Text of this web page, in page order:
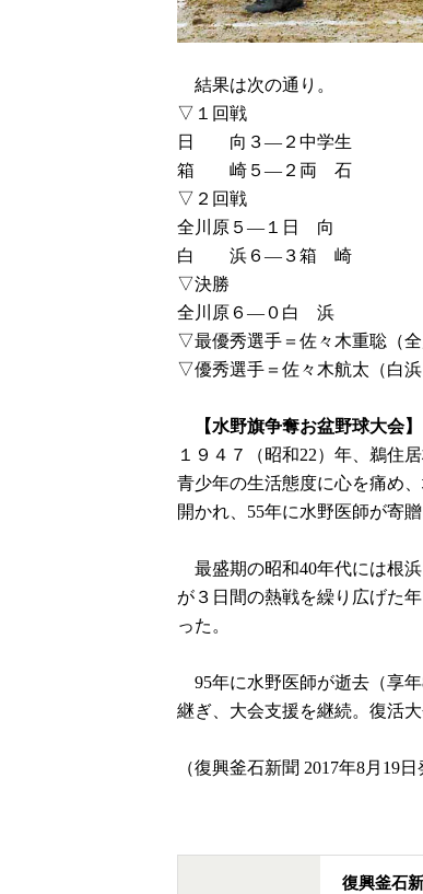
結果は次の通り。
▽１回戦
日 向３―２中学生
箱 崎５―２両 石
▽２回戦
全川原５―１日 向
白 浜６―３箱 崎
▽決勝
全川原６―０白 浜
▽最優秀選手＝佐々木重聡（全
▽優秀選手＝佐々木航太（白浜
【水野旗争奪お盆野球大会】
１９４７（昭和22）年、鵜住
青少年の生活態度に心を痛め
開かれ、55年に水野医師が寄
最盛期の昭和40年代には根
が３日間の熱戦を繰り広げた
った。
95年に水野医師が逝去（享
継ぎ、大会支援を継続。復活
（復興釜石新聞 2017年8月19日
復興釜石